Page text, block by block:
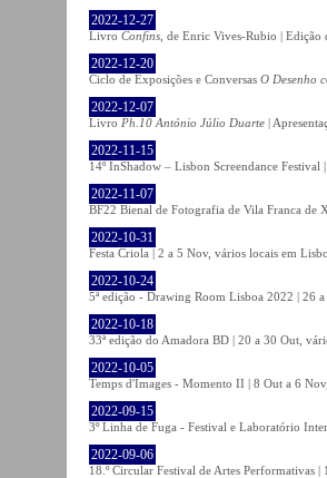
2022-12-27
Livro Confins , de Enric Vives-Rubio | Edição
2022-12-20
Ciclo de Exposições e Conversas O Desenho
2022-12-07
Livro Ph.10 António Júlio Duarte |
2022-11-15
14º InShadow – Lisbon Screendance
2022-11-07
BF22 Bienal de Fotografia de Vila Franca
2022-10-31
Festa Criola | 2 a 5 Nov, vários locais em
2022-10-24
5ª edição - Drawing Room Lisboa 2022 | 26
2022-10-18
33ª edição do Amadora BD | 20 a 30 Out,
2022-10-05
Temps d'Images - Momento II | 8 Out a 6
2022-09-15
3º Linha de Fuga - Festival e Laboratório
2022-09-06
18.º Circular Festival de Artes Performativas